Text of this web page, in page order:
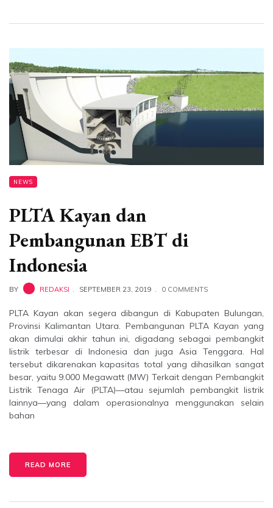
NEWS
PLTA Kayan dan
Pembangunan EBT di
Indonesia
BY REDAKSI SEPTEMBER 23, 2019 0 COMMENTS
PLTA Kayan akan segera dibangun di Kabupaten Bulungan,
Provinsi Kalimantan Utara. Pembangunan PLTA Kayan yang
akan dimulai akhir tahun ini, digadang sebagai pembangkit
listrik terbesar di Indonesia dan juga Asia Tenggara. Hal
tersebut dikarenakan kapasitas total yang dihasilkan sangat
besar, yaitu 9.000 Megawatt (MW) Terkait dengan Pembangkit
Listrik Tenaga Air (PLTA)—atau sejumlah pembangkit listrik
lainnya—yang dalam operasionalnya menggunakan selain
bahan
READ MORE